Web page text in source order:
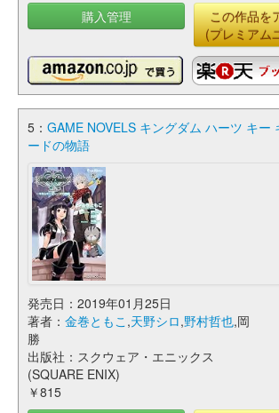
購入管理
この作品を
(プレミアム
5： GAME NOVELS キングダム ハーツ キー
ードの物語
発売日：2019年01月25日
著者： 金巻ともこ ,天野シロ,野村哲也,岡
勝
出版社：スクウェア・エニックス
(SQUARE ENIX)
￥815